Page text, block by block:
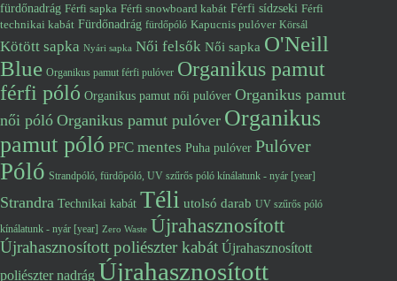
fürdőnadrág Férfi sapka Férfi snowboard kabát Férfi sídzseki Férfi
technikai kabát Fürdőnadrág fürdőpóló Kapucnis pulóver Körsál
Kötött sapka Nyári sapka Női felsők Női sapka O'Neill
Blue Organikus pamut férfi pulóver Organikus pamut
férfi póló Organikus pamut női pulóver Organikus pamut
női póló Organikus pamut pulóver Organikus
pamut póló PFC mentes Puha pulóver Pulóver
Póló Strandpóló, fürdőpóló, UV szűrős póló kínálatunk - nyár [year]
Strandra Technikai kabát Téli utolsó darab UV szűrős póló
kínálatunk - nyár [year] Zero Waste Újrahasznosított
Újrahasznosított poliészter kabát Újrahasznosított
poliészter nadrág Újrahasznosított